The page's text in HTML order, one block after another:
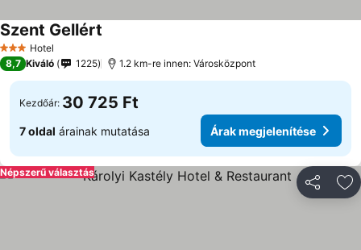
3 Kategória
Hotel
Szent Gellért
8,7 Kiváló 1225 1.2 km-re innen: Városközpont
Kezdőár: 30 725 Ft
7 oldal árainak mutatása Árak megjelenítése
Népszerű választás